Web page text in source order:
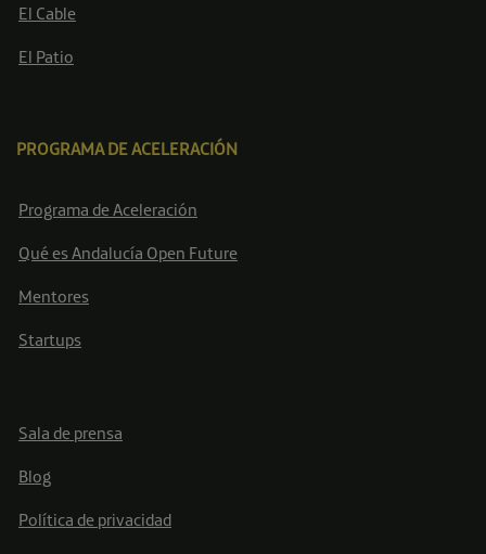
El Cable
El Patio
PROGRAMA DE ACELERACIÓN
Programa de Aceleración
Qué es Andalucía Open Future
Mentores
Startups
Sala de prensa
Blog
Política de privacidad